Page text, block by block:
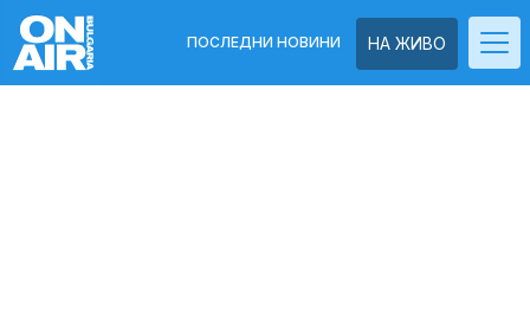
НА ЖИВО
ПОСЛЕДНИ НОВИНИ